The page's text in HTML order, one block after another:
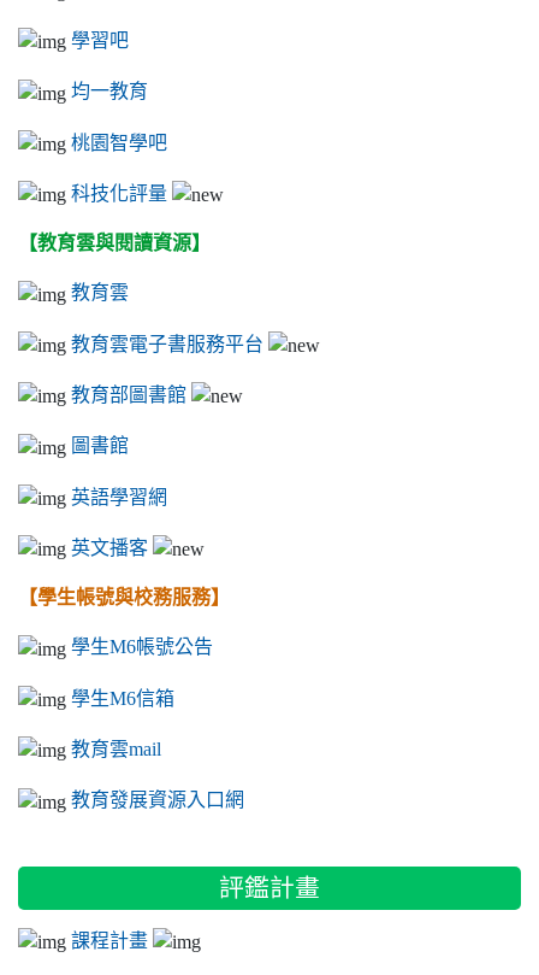
學習吧
均一教育
桃園智學吧
科技化評量
【教育雲與閱讀資源】
教育雲
教育雲電子書服務平台
教育部圖書館
圖書館
英語學習網
英文播客
【學生帳號與校務服務】
學生M6帳號公告
學生M6信箱
教育雲mail
教育發展資源入口網
評鑑計畫
課程計畫